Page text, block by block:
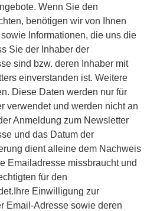
Wenn Sie den
benötigen wir von Ihnen
Informationen, die uns die
Sie der Inhaber der
sind bzw. deren Inhaber mit
einverstanden ist. Weitere
Diese Daten werden nur für
verwendet und werden nicht an
Anmeldung zum Newsletter
und das Datum der
dient alleine dem Nachweis
Emailadresse missbraucht und
für den
Einwilligung zur
Email-Adresse sowie deren